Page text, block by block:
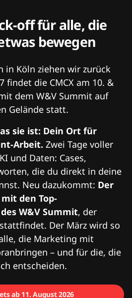
off für alle, die
bewegen
in Köln ziehen wir zurück
findet die CMCX am 10. &
dem W&V Summit auf
Gelände statt.
sie ist: Dein Ort für
Arbeit. Zwei Tage voller
und Daten: Cases,
die du direkt in deine
Neu dazukommt: Der
den Top-
W&V Summit, der
Der März wird so
die Marketing mit
– und für die, die
entscheiden.
ab 11. August 2026